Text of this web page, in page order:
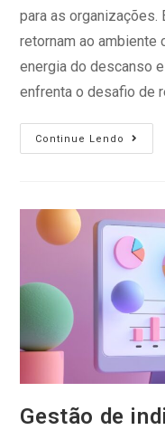
para as organizações.
retornam ao ambiente
energia do descanso
enfrenta o desafio de
Continue Lendo
Gestão de